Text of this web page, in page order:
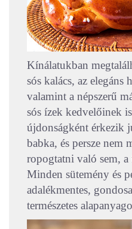
Kínálatukban
sós kalács, az elegáns
valamint a népszerű
sós ízek kedvelőinek
újdonságként érkezik
babka, és persze nem
ropogtatni való sem, a
Minden sütemény és
adalékmentes,
természetes